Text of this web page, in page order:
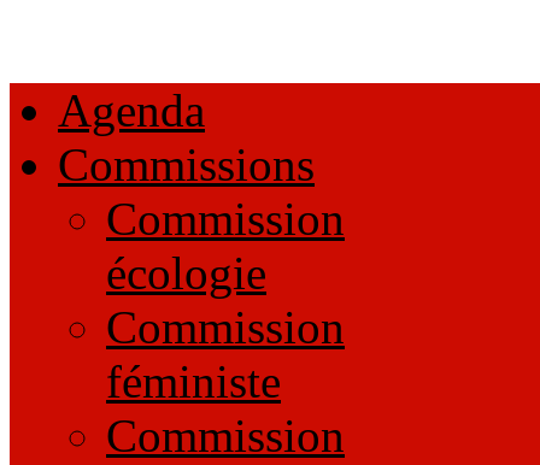
Agenda
Commissions
Commission
écologie
Commission
féministe
Commission